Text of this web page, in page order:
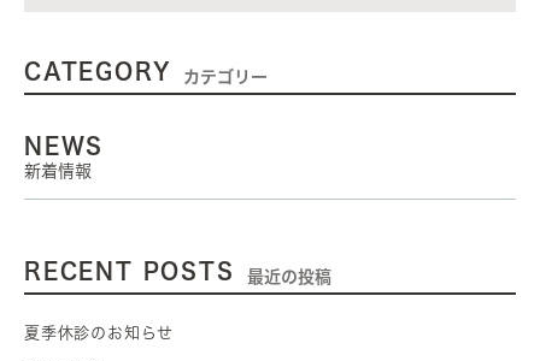
CATEGORY カテゴリー
NEWS
新着情報
RECENT POSTS 最近の投稿
夏季休診のお知らせ